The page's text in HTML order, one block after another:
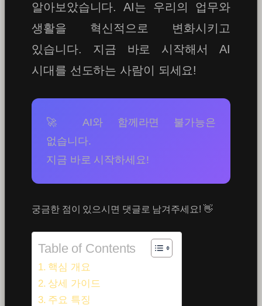
알아보았습니다. AI는 우리의 업무와
생활을 혁신적으로 변화시키고
있습니다. 지금 바로 시작해서 AI
시대를 선도하는 사람이 되세요!
🚀 AI와 함께라면 불가능은
없습니다.
지금 바로 시작하세요!
궁금한 점이 있으시면 댓글로 남겨주세요! 👋
Table of Contents
핵심 개요
상세 가이드
주요 특징